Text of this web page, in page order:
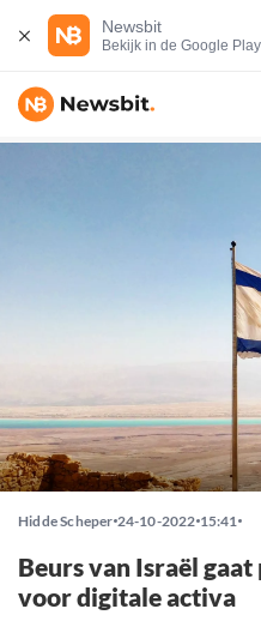
Newsbit
Bekijk in de Google
Hidde Scheper 24-10-2022 15:41
Beurs van Israël
voor digitale activa